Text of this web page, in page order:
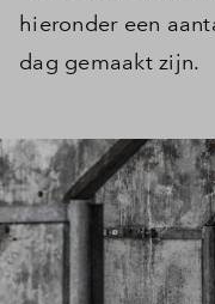
hieronder een
dag gemaakt zijn.